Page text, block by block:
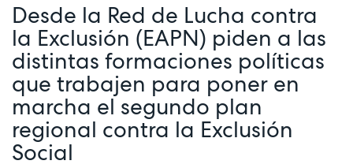
Desde la Red de Lucha contra
la Exclusión (EAPN) piden a las
distintas formaciones políticas
que trabajen para poner en
marcha el segundo plan
regional contra la Exclusión
Social